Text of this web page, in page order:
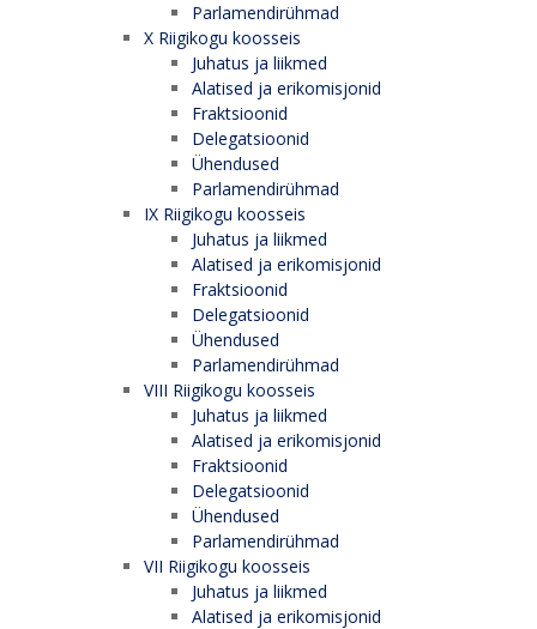
Parlamendirühmad
X Riigikogu koosseis
Juhatus ja liikmed
Alatised ja erikomisjonid
Fraktsioonid
Delegatsioonid
Ühendused
Parlamendirühmad
IX Riigikogu koosseis
Juhatus ja liikmed
Alatised ja erikomisjonid
Fraktsioonid
Delegatsioonid
Ühendused
Parlamendirühmad
VIII Riigikogu koosseis
Juhatus ja liikmed
Alatised ja erikomisjonid
Fraktsioonid
Delegatsioonid
Ühendused
Parlamendirühmad
VII Riigikogu koosseis
Juhatus ja liikmed
Alatised ja erikomisjonid